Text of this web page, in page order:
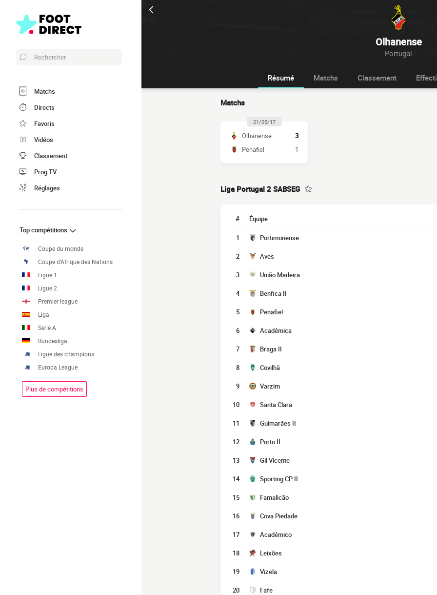
Olhanense
Portugal
Rechercher
Matchs
Directs
Favoris
Vidéos
Classement
Prog TV
Réglages
Top compétitions
Coupe du monde
Coupe d'Afrique des Nations
Ligue 1
Ligue 2
Premier league
Liga
Serie A
Bundesliga
Ligue des champions
Europa League
Plus de compétitions
Résumé Matchs Classement
Matchs
21/05/17
Olhanense
3
Penafiel
1
Liga Portugal 2 SABSEG
# Équipe
1 Portimonense
2 Aves
3 União Madeira
4 Benfica II
5 Penafiel
6 Académica
7 Braga II
8 Covilhã
9 Varzim
10 Santa Clara
11 Guimarães II
12 Porto II
13 Gil Vicente
14 Sporting CP II
15 Famalicão
16 Cova Piedade
17 Académico
18 Leixões
19 Vizela
20 Fafe